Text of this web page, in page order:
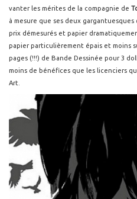
vanter les mérites de la compagnie de
à mesure que ses deux
prix démesurés et papier
papier particulièrement épais et moins
pages (!!!) de Bande Dessinée pour 3
moins de bénéfices que les licenciers
Art.